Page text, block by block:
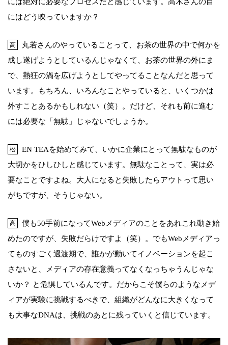
には絶対に必要なプロセスだと感じています。高木さんの目
にはどう映っていますか？
高
丸若さんのやっていることって、お茶の世界の中で何かを
成し遂げようとしているんじゃなくて、お茶の世界の外にま
で、熱狂の渦を広げようとしてやってることなんだと思って
います。もちろん、いろんなことやっていると、いくつかは
外すことあるかもしれない（笑）。だけど、それも前に進む
には必要な「無駄」じゃないでしょうか。
松
EN TEAを始めてみて、いかに企業にとって無駄なものが
大切かをひしひしと感じています。無駄なことって、実は必
要なことですよね。大人になると失敗したらアウトって思い
がちですが、そうじゃない。
高
僕も50手前になってWebメディアのことをあれこれ動き始
めたのですが、失敗だらけですよ（笑）。でもWebメディアっ
てものすごく過渡期で、誰かが動いてイノベーションを起こ
さないと、メディアの存在意義ってなくなっちゃうんじゃな
いか？ と危惧しているんです。だからこそ僕らのようなメデ
ィアが実験に挑戦するべきで、組織がどんなに大きくなって
も大事なDNAは、挑戦のあとに残っていくと信じています。